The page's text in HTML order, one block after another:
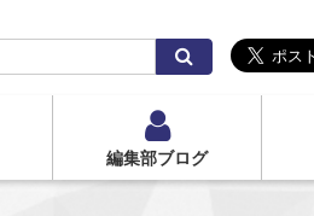
索
編集部ブログ